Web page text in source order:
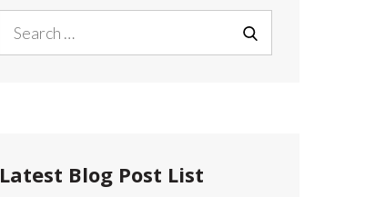
for:
SEARCH
Latest Blog Post List